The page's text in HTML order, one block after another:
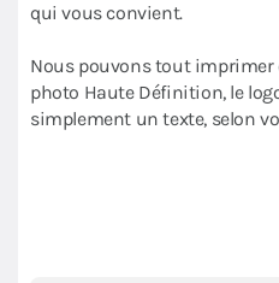
qui vous convient.
Nous pouvons tout imprimer
photo Haute Définition, le
simplement un texte, selon